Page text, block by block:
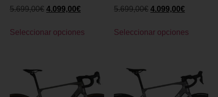
5.699,00€ 4.099,00€
Seleccionar opciones
5.699,00€ 4.099,00€
Seleccionar opciones